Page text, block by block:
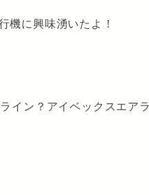
機に興味湧いたよ！
イン？アイベックスエア